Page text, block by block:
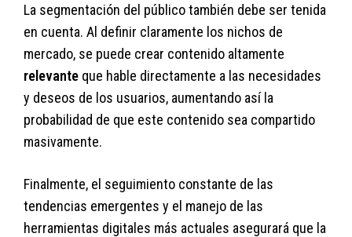
La segmentación del público también debe ser tenida
en cuenta. Al definir claramente los nichos de
mercado, se puede crear contenido altamente
relevante que hable directamente a las necesidades
y deseos de los usuarios, aumentando así la
probabilidad de que este contenido sea compartido
masivamente.
Finalmente, el seguimiento constante de las
tendencias emergentes y el manejo de las
herramientas digitales más actuales asegurará que la